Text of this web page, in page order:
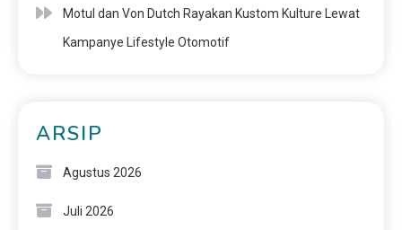
Motul dan Von Dutch Rayakan Kustom Kulture Lewat
Kampanye Lifestyle Otomotif
ARSIP
Agustus 2026
Juli 2026